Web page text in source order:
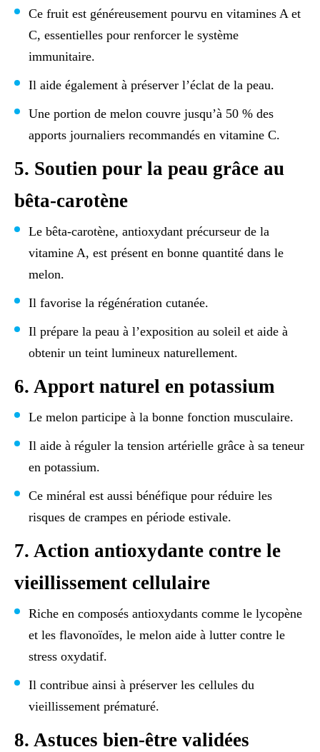
Ce fruit est généreusement pourvu en vitamines A et
C, essentielles pour renforcer le système
immunitaire.
Il aide également à préserver l’éclat de la peau.
Une portion de melon couvre jusqu’à 50 % des
apports journaliers recommandés en vitamine C.
5. Soutien pour la peau grâce au
bêta-carotène
Le bêta-carotène, antioxydant précurseur de la
vitamine A, est présent en bonne quantité dans le
melon.
Il favorise la régénération cutanée.
Il prépare la peau à l’exposition au soleil et aide à
obtenir un teint lumineux naturellement.
6. Apport naturel en potassium
Le melon participe à la bonne fonction musculaire.
Il aide à réguler la tension artérielle grâce à sa teneur
en potassium.
Ce minéral est aussi bénéfique pour réduire les
risques de crampes en période estivale.
7. Action antioxydante contre le
vieillissement cellulaire
Riche en composés antioxydants comme le lycopène
et les flavonoïdes, le melon aide à lutter contre le
stress oxydatif.
Il contribue ainsi à préserver les cellules du
vieillissement prématuré.
8. Astuces bien-être validées